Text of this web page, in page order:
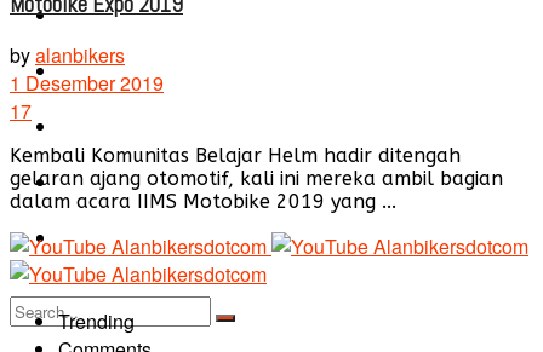
Agenda
Road Safety
Bikers Cars
Tentang Kami
byalanbikers
1 Desember 2019
17
Kembali Komunitas Belajar Helm hadir ditengah
gelaran ajang otomotif, kali ini mereka ambil bagian
dalam acara IIMS Motobike 2019 yang ...
Trending